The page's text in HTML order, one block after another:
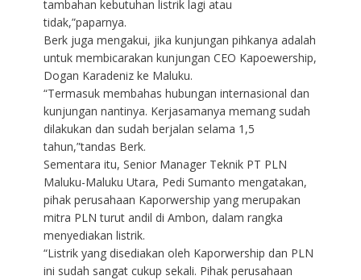
tambahan kebutuhan listrik lagi atau
tidak,”paparnya.
Berk juga mengakui, jika kunjungan pihkanya adalah
untuk membicarakan kunjungan CEO Kapoewership,
Dogan Karadeniz ke Maluku.
“Termasuk membahas hubungan internasional dan
kunjungan nantinya. Kerjasamanya memang sudah
dilakukan dan sudah berjalan selama 1,5
tahun,”tandas Berk.
Sementara itu, Senior Manager Teknik PT PLN
Maluku-Maluku Utara, Pedi Sumanto mengatakan,
pihak perusahaan Kaporwership yang merupakan
mitra PLN turut andil di Ambon, dalam rangka
menyediakan listrik.
“Listrik yang disediakan oleh Kaporwership dan PLN
ini sudah sangat cukup sekali. Pihak perusahaan